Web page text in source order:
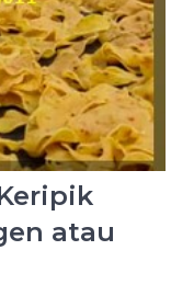
atau